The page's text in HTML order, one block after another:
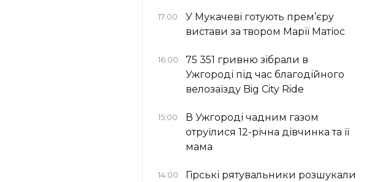
17:00
У Мукачеві готують прем’єру
вистави за твором Марії Матіос
16:00
75 351 гривню зібрали в
Ужгороді під час благодійного
велозаїзду Big Сity Ride
15:00
В Ужгороді чадним газом
отруїлися 12-річна дівчинка та її
мама
14:00
Гірські рятувальники розшукали